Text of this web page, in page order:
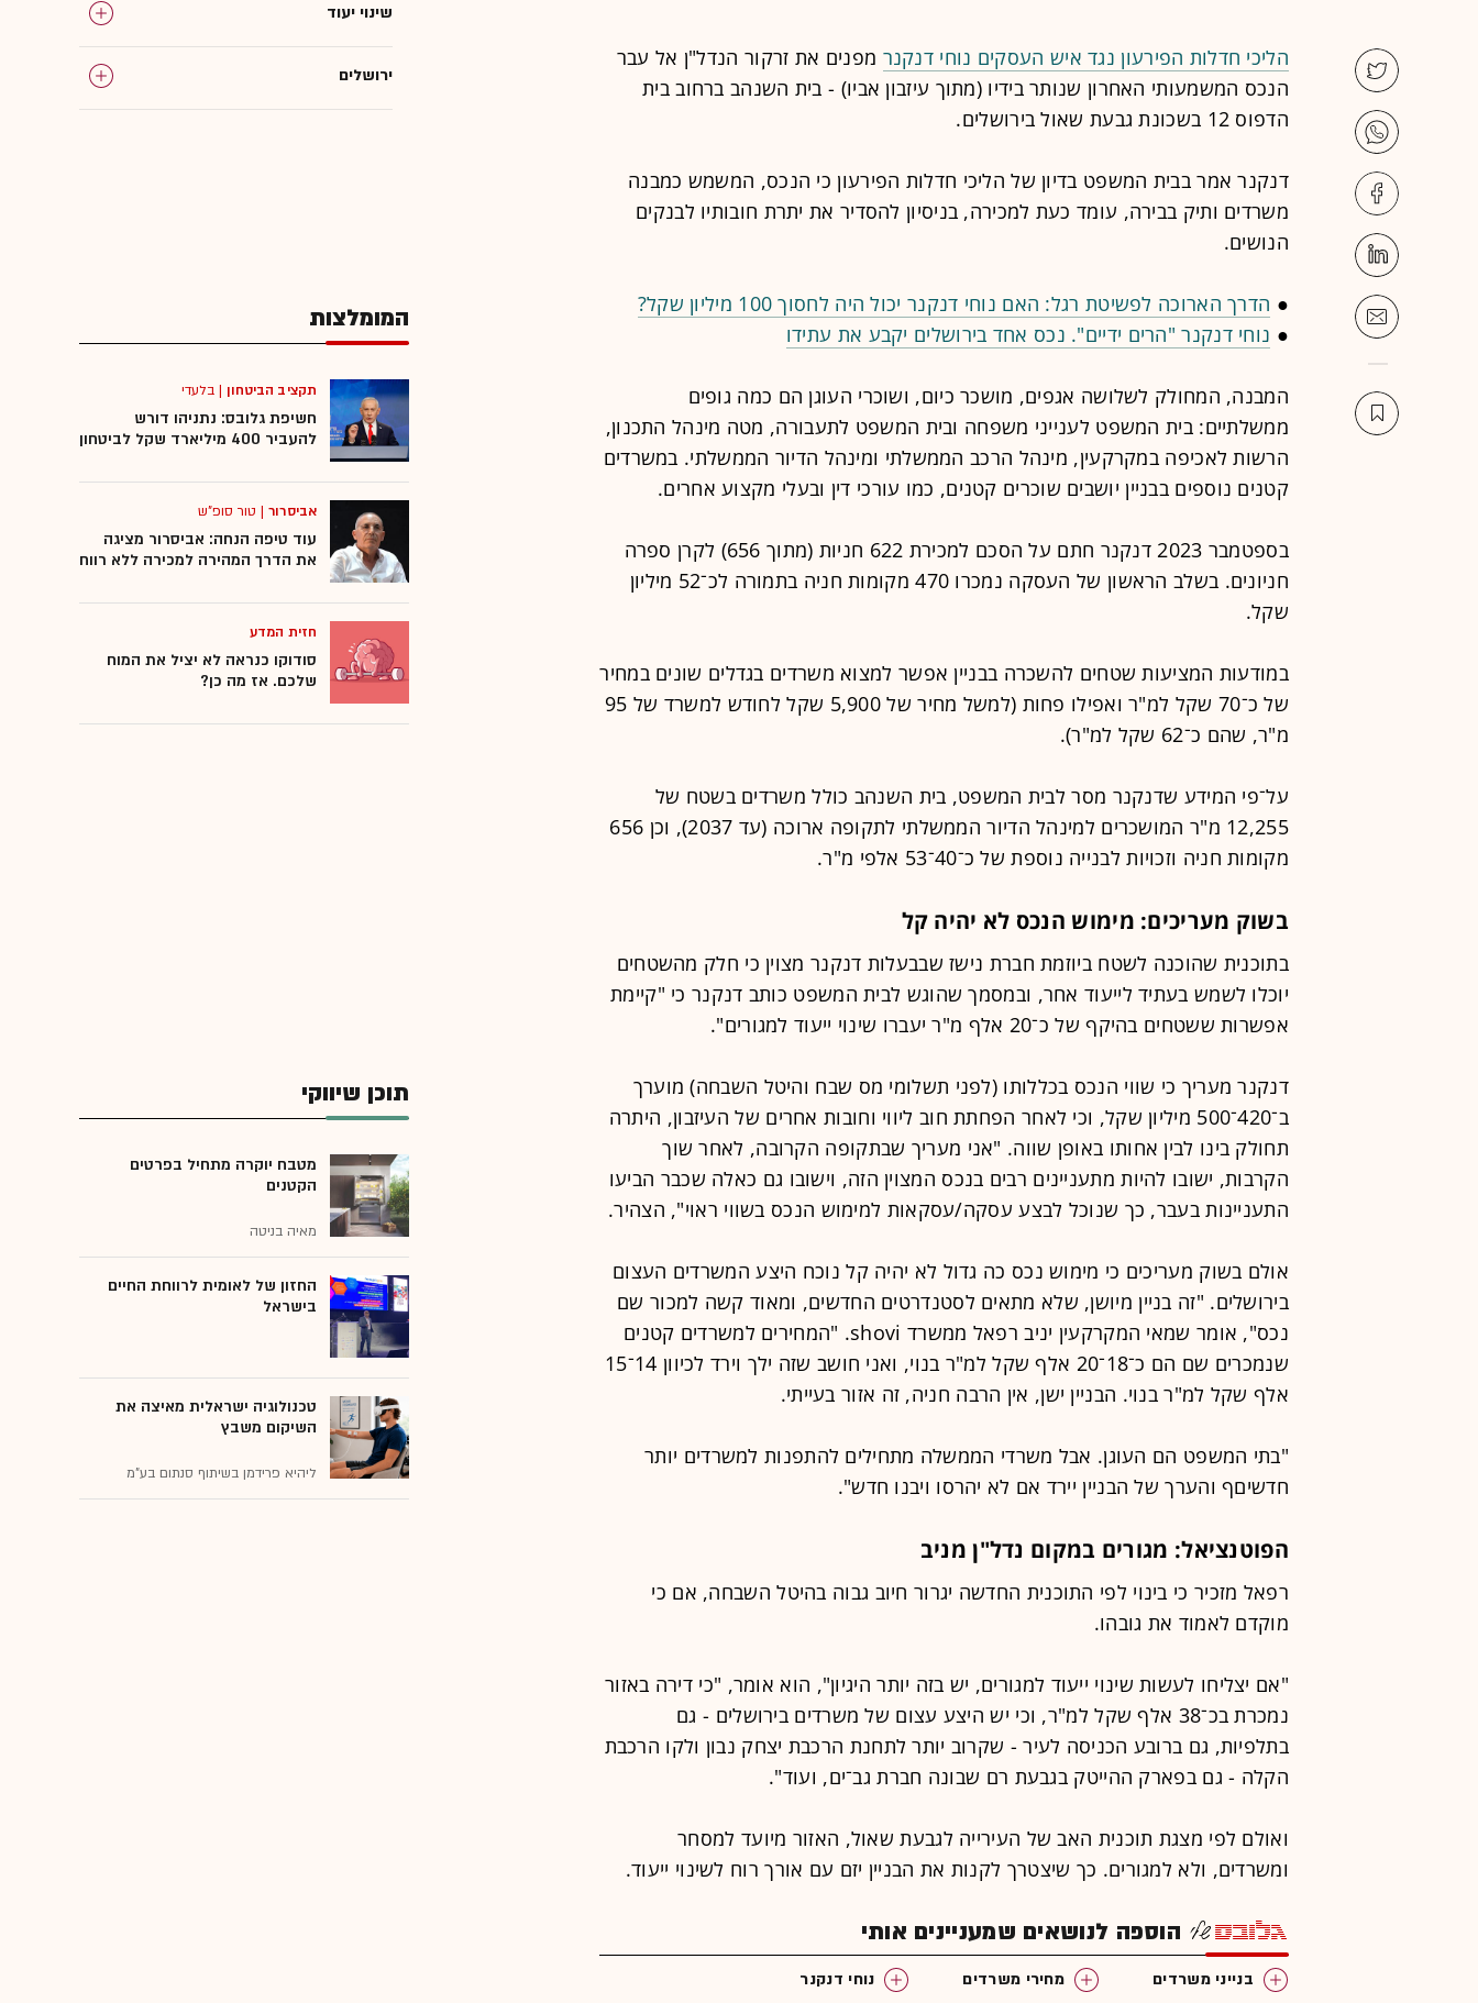
הליכי חדלות הפירעון נגד איש העסקים נוחי דנקנר מפנים את זרקור הנדל"ן אל עבר
הנכס המשמעותי האחרון שנותר בידיו (מתוך עיזבון אביו) - בית השנהב ברחוב בית
הדפוס 12 בשכונת גבעת שאול בירושלים.
דנקנר אמר בבית המשפט בדיון של הליכי חדלות הפירעון כי הנכס, המשמש כמבנה
משרדים ותיק בבירה, עומד כעת למכירה, בניסיון להסדיר את יתרת חובותיו לבנקים
הנושים.
● הדרך הארוכה לפשיטת רגל: האם נוחי דנקנר יכול היה לחסוך 100 מיליון שקל?
● נוחי דנקנר "הרים ידיים". נכס אחד בירושלים יקבע את עתידו
המבנה, המחולק לשלושה אגפים, מושכר כיום, ושוכרי העוגן הם כמה גופים
ממשלתיים: בית המשפט לענייני משפחה ובית המשפט לתעבורה, מטה מינהל התכנון,
הרשות לאכיפה במקרקעין, מינהל הרכב הממשלתי ומינהל הדיור הממשלתי. במשרדים
קטנים נוספים בבניין יושבים שוכרים קטנים, כמו עורכי דין ובעלי מקצוע אחרים.
בספטמבר 2023 דנקנר חתם על הסכם למכירת 622 חניות (מתוך 656) לקרן ספרה
חניונים. בשלב הראשון של העסקה נמכרו 470 מקומות חניה בתמורה לכ־52 מיליון
שקל.
במודעות המציעות שטחים להשכרה בבניין אפשר למצוא משרדים בגדלים שונים במחיר
של כ־70 שקל למ"ר ואפילו פחות (למשל מחיר של 5,900 שקל לחודש למשרד של 95
מ"ר, שהם כ־62 שקל למ"ר).
על־פי המידע שדנקנר מסר לבית המשפט, בית השנהב כולל משרדים בשטח של
12,255 מ"ר המושכרים למינהל הדיור הממשלתי לתקופה ארוכה (עד 2037), וכן 656
מקומות חניה וזכויות לבנייה נוספת של כ־40־53 אלפי מ"ר.
בשוק מעריכים: מימוש הנכס לא יהיה קל
בתוכנית שהוכנה לשטח ביוזמת חברת נישז שבבעלות דנקנר מצוין כי חלק מהשטחים
יוכלו לשמש בעתיד לייעוד אחר, ובמסמך שהוגש לבית המשפט כותב דנקנר כי "קיימת
אפשרות ששטחים בהיקף של כ־20 אלף מ"ר יעברו שינוי ייעוד למגורים".
דנקנר מעריך כי שווי הנכס בכללותו (לפני תשלומי מס שבח והיטל השבחה) מוערך
ב־420־500 מיליון שקל, וכי לאחר הפחתת חוב ליווי וחובות אחרים של העיזבון, היתרה
תחולק בינו לבין אחותו באופן שווה. "אני מעריך שבתקופה הקרובה, לאחר שוך
הקרבות, ישובו להיות מתעניינים רבים בנכס המצוין הזה, וישובו גם כאלה שכבר הביעו
התעניינות בעבר, כך שנוכל לבצע עסקה/עסקאות למימוש הנכס בשווי ראוי", הצהיר.
אולם בשוק מעריכים כי מימוש נכס כה גדול לא יהיה קל נוכח היצע המשרדים העצום
בירושלים. "זה בניין מיושן, שלא מתאים לסטנדרטים החדשים, ומאוד קשה למכור שם
נכס", אומר שמאי המקרקעין יניב רפאל ממשרד shovi. "המחירים למשרדים קטנים
שנמכרים שם הם כ־18־20 אלף שקל למ"ר בנוי, ואני חושב שזה ילך וירד לכיוון 14־15
אלף שקל למ"ר בנוי. הבניין ישן, אין הרבה חניה, זה אזור בעייתי.
"בתי המשפט הם העוגן. אבל משרדי הממשלה מתחילים להתפנות למשרדים יותר
חדשיםף והערך של הבניין יירד אם לא יהרסו ויבנו חדש".
הפוטנציאל: מגורים במקום נדל"ן מניב
רפאל מזכיר כי בינוי לפי התוכנית החדשה יגרור חיוב גבוה בהיטל השבחה, אם כי
מוקדם לאמוד את גובהו.
"אם יצליחו לעשות שינוי ייעוד למגורים, יש בזה יותר היגיון", הוא אומר, "כי דירה באזור
נמכרת בכ־38 אלף שקל למ"ר, וכי יש היצע עצום של משרדים בירושלים - גם
בתלפיות, גם ברובע הכניסה לעיר - שקרוב יותר לתחנת הרכבת יצחק נבון ולקו הרכבת
הקלה - גם בפארק ההייטק בגבעת רם שבונה חברת גב־ים, ועוד".
ואולם לפי מצגת תוכנית האב של העירייה לגבעת שאול, האזור מיועד למסחר
ומשרדים, ולא למגורים. כך שיצטרך לקנות את הבניין יזם עם אורך רוח לשינוי ייעוד.
הוספה לנושאים שמעניינים אותי
בנייני משרדים מחירי משרדים נוחי דנקנר
שינוי יעוד
ירושלים
עסקאות נדל"ן
המומלצות
תקציב הביטחון |בלעדי
חשיפת גלובס: נתניהו דורש
להעביר 400 מיליארד שקל לביטחון
אביסרור| טור סופ"ש
עוד טיפה הנחה: אביסרור מציגה
את הדרך המהירה למכירה ללא רווח
חזית המדע
סודוקו כנראה לא יציל את המוח
שלכם. אז מה כן?
תוכן שיווקי
מטבח יוקרה מתחיל בפרטים
הקטנים
מאיה בניטה
החזון של לאומית לרווחת החיים
בישראל
טכנולוגיה ישראלית מאיצה את
השיקום משבץ
ליהיא פרידמן בשיתוף סנתום בע"מ